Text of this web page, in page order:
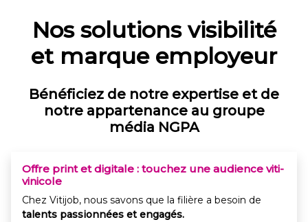
Nos solutions visibilité
et marque employeur
Bénéficiez de notre expertise et de
notre appartenance au groupe
média NGPA
Offre print et digitale : touchez une audience viti-
vinicole
Chez Vitijob, nous savons que la filière a besoin de
talents passionnées et engagés.